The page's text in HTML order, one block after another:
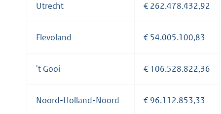
Utrecht € 262.478.432,92
Flevoland € 54.005.100,83
't Gooi € 106.528.822,36
Noord-Holland-Noord € 96.112.853,33